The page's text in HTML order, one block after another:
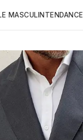
MASCULINTENDANCE